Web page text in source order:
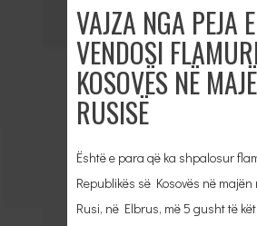
VAJZA NGA PEJA E
VENDOSI
KOSOVËS NË
RUSISË
Është e para që ka shpalosur
Republikës së Kosovës në majën
Rusi, në Elbrus, më 5 gusht të